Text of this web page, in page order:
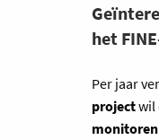
het
Per jaar
projectwil
monitoren